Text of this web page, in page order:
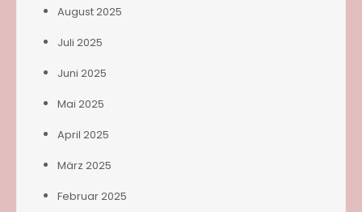
August 2025
Juli 2025
Juni 2025
Mai 2025
April 2025
März 2025
Februar 2025